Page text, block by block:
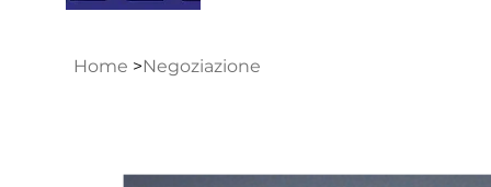
Home >Negoziazione